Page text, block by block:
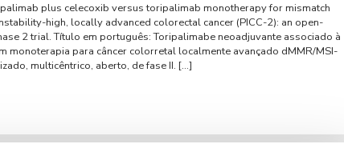
plus celecoxib versus toripalimab monotherapy for mismatch
high, locally advanced colorectal cancer (PICC-2): an open-
2 trial. Título em português: Toripalimabe neoadjuvante associado à
monoterapia para câncer colorretal localmente avançado dMMR/MSI-
multicêntrico, aberto, de fase II. […]